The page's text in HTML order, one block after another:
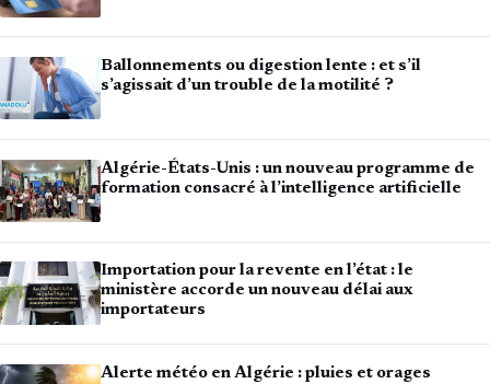
Ballonnements ou digestion lente : et s’il
s’agissait d’un trouble de la motilité ?
Algérie-États-Unis : un nouveau programme de
formation consacré à l’intelligence artificielle
Importation pour la revente en l’état : le
ministère accorde un nouveau délai aux
importateurs
Alerte météo en Algérie : pluies et orages